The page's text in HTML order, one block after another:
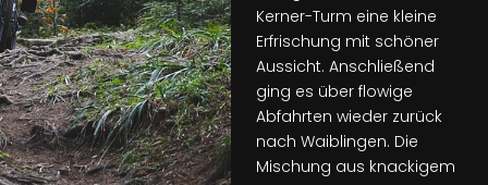
Kerner-Turm eine kleine
Erfrischung mit schöner
Aussicht. Anschließend
ging es über flowige
Abfahrten wieder zurück
nach Waiblingen. Die
Mischung aus knackigem